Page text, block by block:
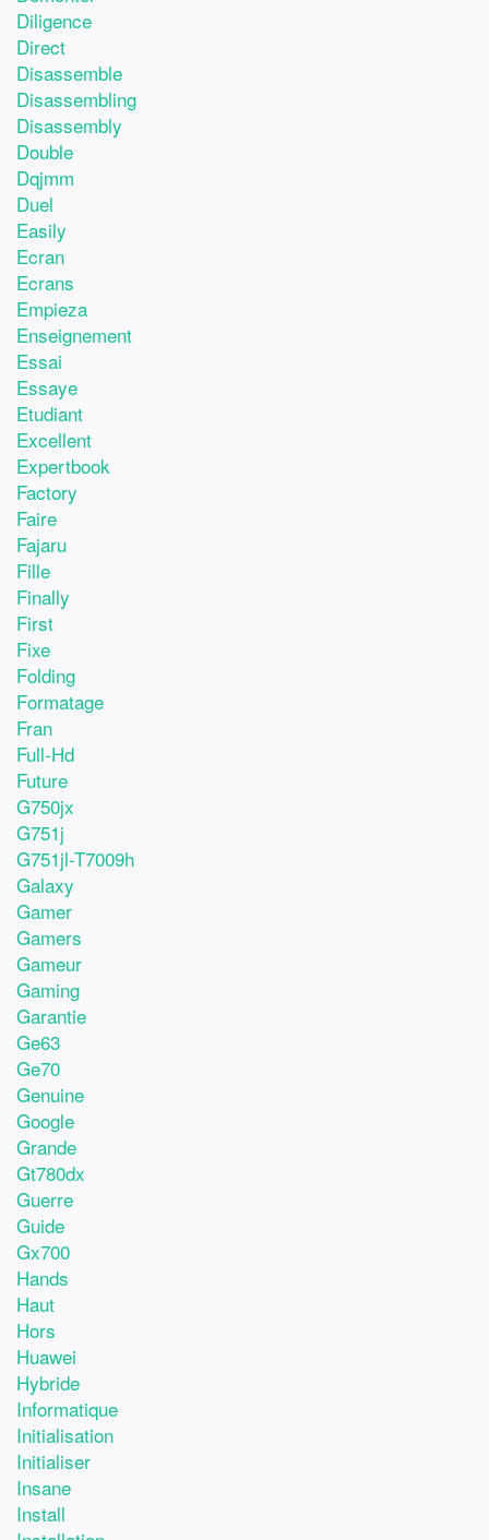
Diligence
Direct
Disassemble
Disassembling
Disassembly
Double
Dqjmm
Duel
Easily
Ecran
Ecrans
Empieza
Enseignement
Essai
Essaye
Etudiant
Excellent
Expertbook
Factory
Faire
Fajaru
Fille
Finally
First
Fixe
Folding
Formatage
Fran
Full-Hd
Future
G750jx
G751j
G751jl-T7009h
Galaxy
Gamer
Gamers
Gameur
Gaming
Garantie
Ge63
Ge70
Genuine
Google
Grande
Gt780dx
Guerre
Guide
Gx700
Hands
Haut
Hors
Huawei
Hybride
Informatique
Initialisation
Initialiser
Insane
Install